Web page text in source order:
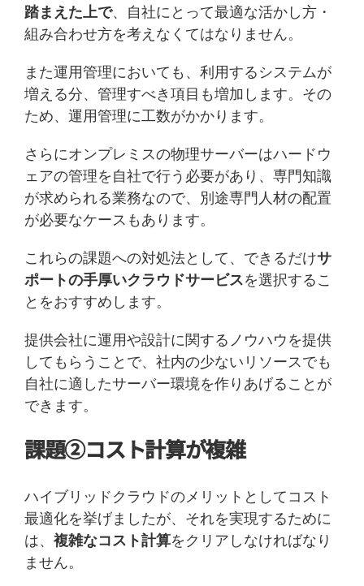
踏まえた上で、自社にとって最適な活かし方・
組み合わせ方を考えなくてはなりません。
また運用管理においても、利用するシステムが
増える分、管理すべき項目も増加します。その
ため、運用管理に工数がかかります。
さらにオンプレミスの物理サーバーはハードウ
ェアの管理を自社で行う必要があり、専門知識
が求められる業務なので、別途専門人材の配置
が必要なケースもあります。
これらの課題への対処法として、できるだけサ
ポートの手厚いクラウドサービスを選択するこ
とをおすすめします。
提供会社に運用や設計に関するノウハウを提供
してもらうことで、社内の少ないリソースでも
自社に適したサーバー環境を作りあげることが
できます。
課題②コスト計算が複雑
ハイブリッドクラウドのメリットとしてコスト
最適化を挙げましたが、それを実現するために
は、 複雑なコスト計算をクリアしなければなり
ません。